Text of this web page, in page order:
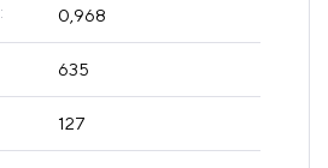
0,968
635
127